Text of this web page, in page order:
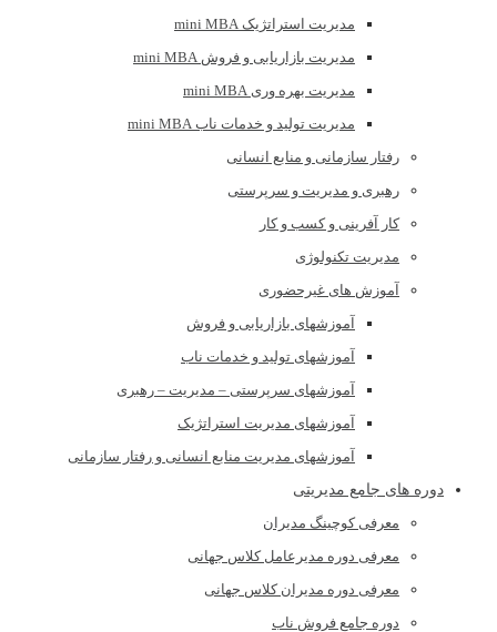
مدیریت استراتژیک mini MBA
مدیریت بازاریابی و فروش mini MBA
مدیریت بهره وری mini MBA
مدیریت تولید و خدمات ناب mini MBA
رفتار سازمانی و منابع انسانی
رهبری و مدیریت و سرپرستی
کار آفرینی و کسب و کار
مدیریت تکنولوژی
آموزش های غیرحضوری
آموزشهای بازاریابی و فروش
آموزشهای تولید و خدمات ناب
آموزشهای سرپرستی – مدیریت – رهبری
آموزشهای مدیریت استراتژیک
آموزشهای مدیریت منابع انسانی و رفتار سازمانی
دوره های جامع مدیریتی
معرفی کوچینگ مدیران
معرفی دوره مدیرعامل کلاس جهانی
معرفی دوره مدیران کلاس جهانی
دوره جامع فروش ناب